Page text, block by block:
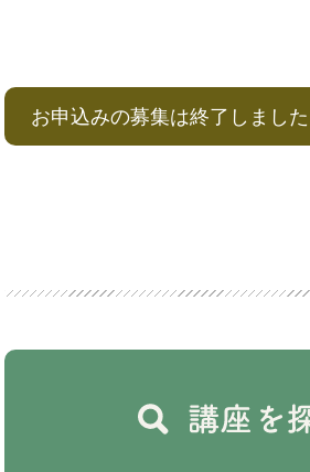
お申込みの募集は終了しました